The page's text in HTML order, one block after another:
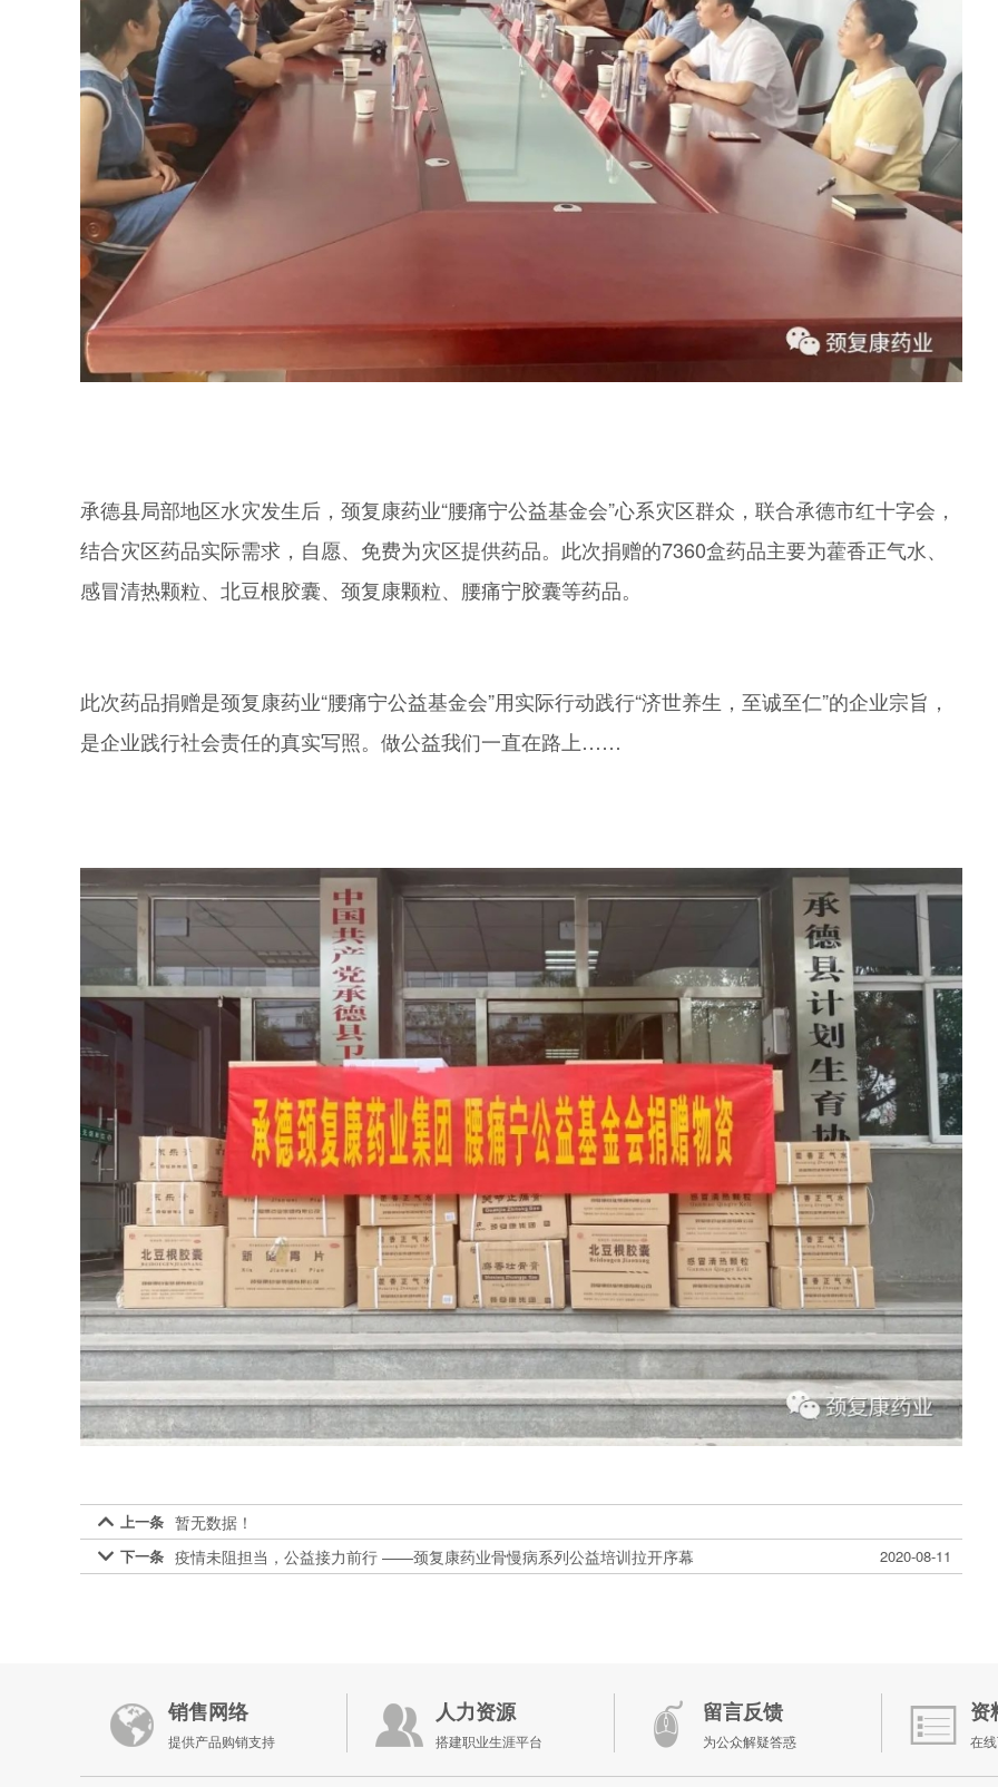
承德县局部地区水灾发生后，颈复康药业“腰痛宁公益基金会”心系灾区群众，联合承德市红十字会，
结合灾区药品实际需求，自愿、免费为灾区提供药品。此次捐赠的7360盒药品主要为藿香正气水、
感冒清热颗粒、北豆根胶囊、颈复康颗粒、腰痛宁胶囊等药品。
此次药品捐赠是颈复康药业“腰痛宁公益基金会”用实际行动践行“济世养生，至诚至仁”的企业宗旨，
是企业践行社会责任的真实写照。做公益我们一直在路上……
 上一条 暂无数据！
 下一条 疫情未阻担当，公益接力前行 ——颈复康药业骨慢病系列公益培训拉开序幕 2020-08-11
销售网络
提供产品购销支持
人力资源
搭建职业生涯平台
留言反馈
为公众解疑答惑
资
在